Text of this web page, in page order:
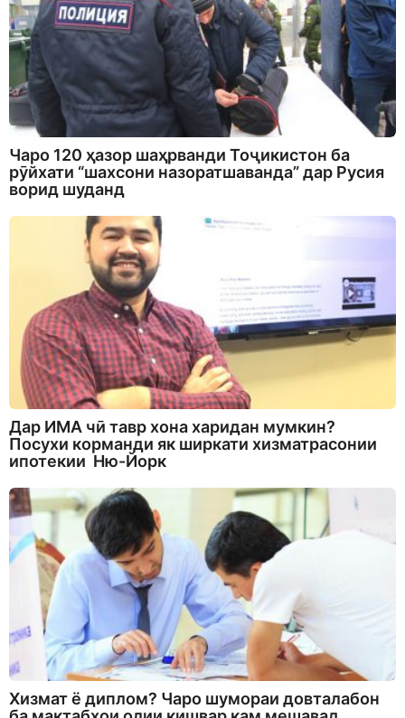
Чаро 120 ҳазор шаҳрванди Тоҷикистон ба
рӯйхати “шахсони назоратшаванда” дар Русия
ворид шуданд
Дар ИМА чӣ тавр хона харидан мумкин?
Посухи корманди як ширкати хизматрасонии
ипотекии Ню-Йорк
Хизмат ё диплом? Чаро шумораи довталабон